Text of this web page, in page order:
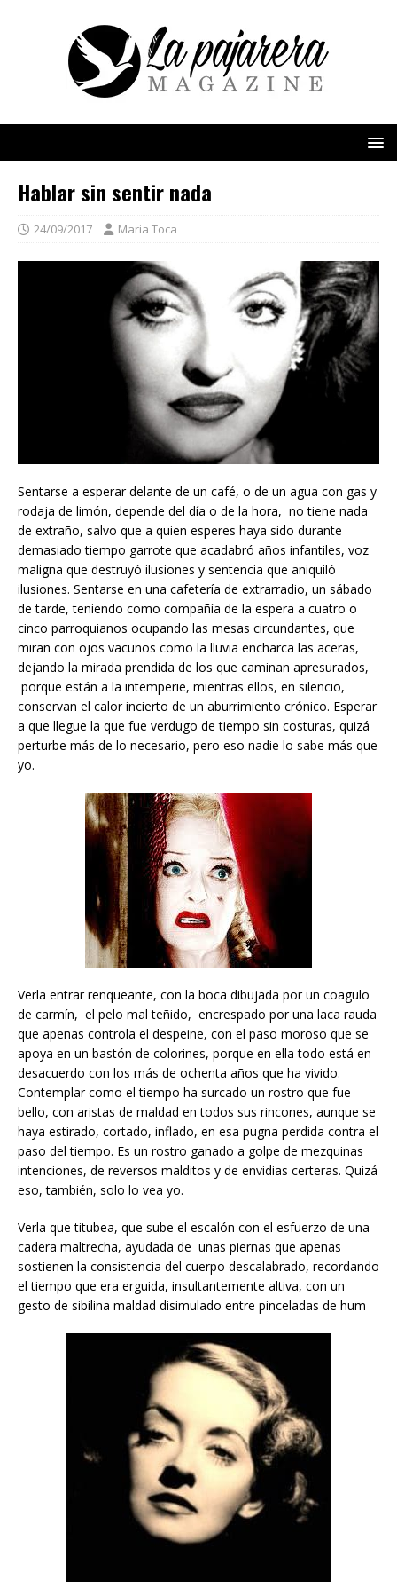
Hablar sin sentir nada
24/09/2017 Maria Toca
Sentarse a esperar delante de un café, o de un agua con gas y
rodaja de limón, depende del día o de la hora, no tiene nada
de extraño, salvo que a quien esperes haya sido durante
demasiado tiempo garrote que acadabró años infantiles, voz
maligna que destruyó ilusiones y sentencia que aniquiló
ilusiones. Sentarse en una cafetería de extrarradio, un sábado
de tarde, teniendo como compañía de la espera a cuatro o
cinco parroquianos ocupando las mesas circundantes, que
miran con ojos vacunos como la lluvia encharca las aceras,
dejando la mirada prendida de los que caminan apresurados,
porque están a la intemperie, mientras ellos, en silencio,
conservan el calor incierto de un aburrimiento crónico. Esperar
a que llegue la que fue verdugo de tiempo sin costuras, quizá
perturbe más de lo necesario, pero eso nadie lo sabe más que
yo.
Verla entrar renqueante, con la boca dibujada por un coagulo
de carmín, el pelo mal teñido, encrespado por una laca rauda
que apenas controla el despeine, con el paso moroso que se
apoya en un bastón de colorines, porque en ella todo está en
desacuerdo con los más de ochenta años que ha vivido.
Contemplar como el tiempo ha surcado un rostro que fue
bello, con aristas de maldad en todos sus rincones, aunque se
haya estirado, cortado, inflado, en esa pugna perdida contra el
paso del tiempo. Es un rostro ganado a golpe de mezquinas
intenciones, de reversos malditos y de envidias certeras. Quizá
eso, también, solo lo vea yo.
Verla que titubea, que sube el escalón con el esfuerzo de una
cadera maltrecha, ayudada de unas piernas que apenas
sostienen la consistencia del cuerpo descalabrado, recordando
el tiempo que era erguida, insultantemente altiva, con un
gesto de sibilina maldad disimulado entre pinceladas de hum